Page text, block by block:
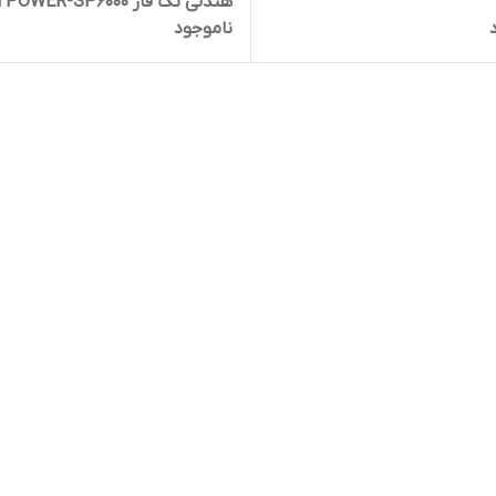
ژنراتور برق 3000 وات
ناموجود